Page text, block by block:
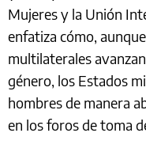
Mujeres y la Unión
enfatiza cómo,
multilaterales
género, los Estados
hombres de manera
en los foros de toma